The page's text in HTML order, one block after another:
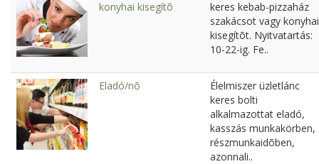
konyhai kisegítõ
keres kebab-pizzaház
szakácsot vagy konyhai
kisegítõt. Nyitvatartás:
10-22-ig. Fe..
Eladó/nõ
Élelmiszer üzletlánc
keres bolti
alkalmazottat eladó,
kasszás munkakörben,
részmunkaidõben,
azonnali..